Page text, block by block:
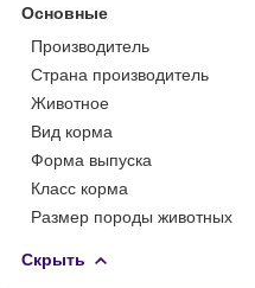
Основные
Производитель
Страна производитель
Животное
Вид корма
Форма выпуска
Класс корма
Размер породы животных
Скрыть